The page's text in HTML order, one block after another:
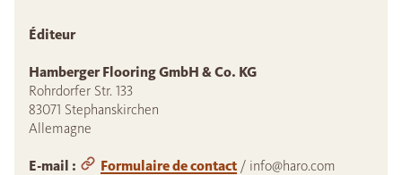
Éditeur
Hamberger Flooring GmbH & Co. KG
Rohrdorfer Str. 133
83071 Stephanskirchen
Allemagne
E-mail : Formulaire de contact / info@haro.com